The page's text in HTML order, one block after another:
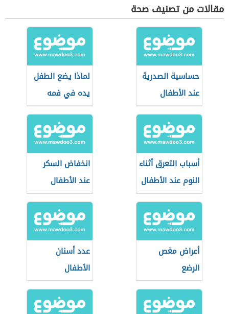
مقالات من تصنيف صحة
حساسية الصدرية
عند الأطفال
لماذا يضع الطفل
يده في فمه
أسباب التعرق أثناء
النوم عند الأطفال
انخفاض السكر
عند الأطفال
أعراض مغص
الرضع
عدد أسنان
الأطفال